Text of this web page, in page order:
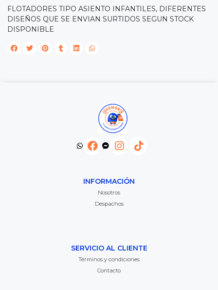
FLOTADORES TIPO ASIENTO INFANTILES, DIFERENTES
DISEÑOS QUE SE ENVIAN SURTIDOS SEGUN STOCK
DISPONIBLE
INFORMACIÓN
Nosotros
Despachos
SERVICIO AL CLIENTE
Términos y condiciones
Contacto